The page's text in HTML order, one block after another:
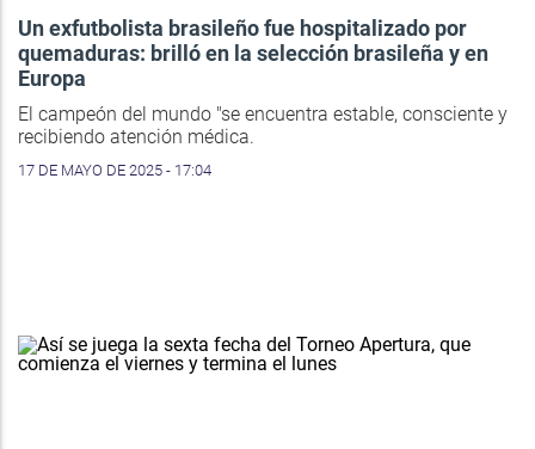
Un exfutbolista brasileño fue hospitalizado por
quemaduras: brilló en la selección brasileña y en
Europa
El campeón del mundo "se encuentra estable, consciente y
recibiendo atención médica.
17 DE MAYO DE 2025 - 17:04